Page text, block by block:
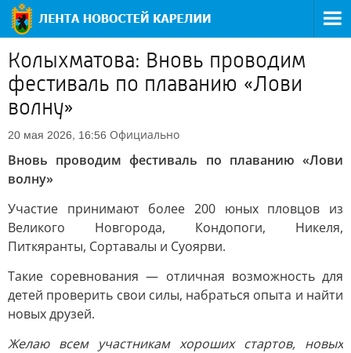
Колыхматова: Вновь проводим
фестиваль по плаванию «Лови
волну»
20 мая 2026, 16:56 Официально
Вновь проводим фестиваль по плаванию «Лови
волну»
Участие принимают более 200 юных пловцов из
Великого Новгорода, Кондопоги, Никеля,
Питкяранты, Сортавалы и Суоярви.
Такие соревнования — отличная возможность для
детей проверить свои силы, набраться опыта и найти
новых друзей.
Желаю всем участникам хороших стартов, новых